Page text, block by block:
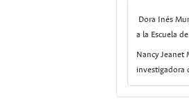
Dora Inés
a la Escuela
Nancy Jeanet
investigadora